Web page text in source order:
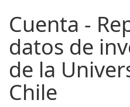
Cuenta -
datos de
de la
Chile